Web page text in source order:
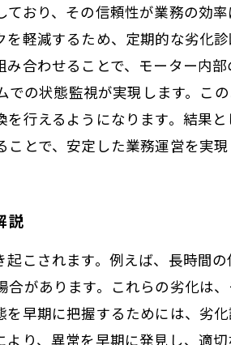
おり、その信頼性が業務の効
軽減するため、定期的な劣化
合わせることで、モーター内
での状態監視が実現します。こ
行えるようになります。結果
とで、安定した業務運営を実現
説
こされます。例えば、長時間
があります。これらの劣化は
早期に把握するためには、劣
り、異常を早期に発見し、適